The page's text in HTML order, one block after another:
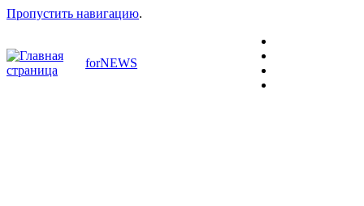
Пропустить навигацию.
forNEWS